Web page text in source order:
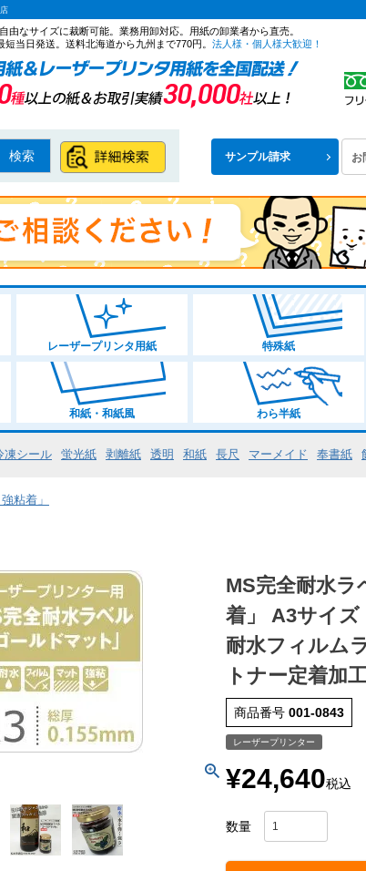
由なサイズに裁断可能。業務用卸対応。用紙の卸業者から直売。
当日発送。送料北海道から九州まで770円。 法人様・個人様大歓迎！
サンプル請求 お
検索
レーザープリンタ用紙 特殊紙
和紙・和紙風 わら半紙
凍シール 蛍光紙 剥離紙 透明 和紙 長尺 マーメイド 奉書紙
粘着」
MS完全耐水
着」 A3サイズ
耐水フィルム
トナー定着加
商品番号 001-0843
レーザープリンター
¥24,640税込